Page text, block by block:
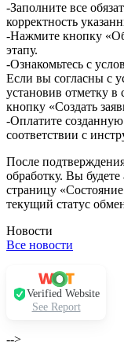
-Заполните все
корректность
-Нажмите кнопку
этапу.
-Ознакомьтесь с
Если вы согласны с
установив отметку
кнопку «Создать
-Оплатите
соответствии с
После
обработку. Вы
страницу
текущий статус
Новости
Все новости
Verified Website
See Report
-->